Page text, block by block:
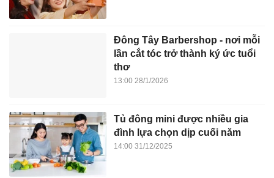
Đông Tây Barbershop - nơi mỗi
lần cắt tóc trở thành ký ức tuổi
thơ
13:00 28/1/2026
Tủ đông mini được nhiều gia
đình lựa chọn dịp cuối năm
14:00 31/12/2025